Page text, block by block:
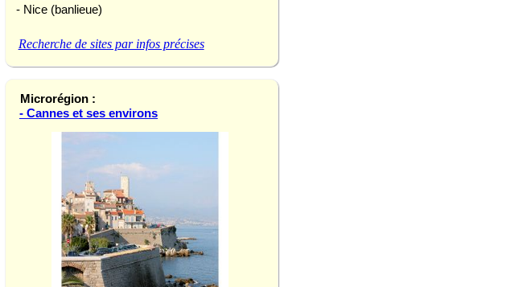
- Nice (banlieue)
Recherche de sites par infos précises
Microrégion :
- Cannes et ses environs